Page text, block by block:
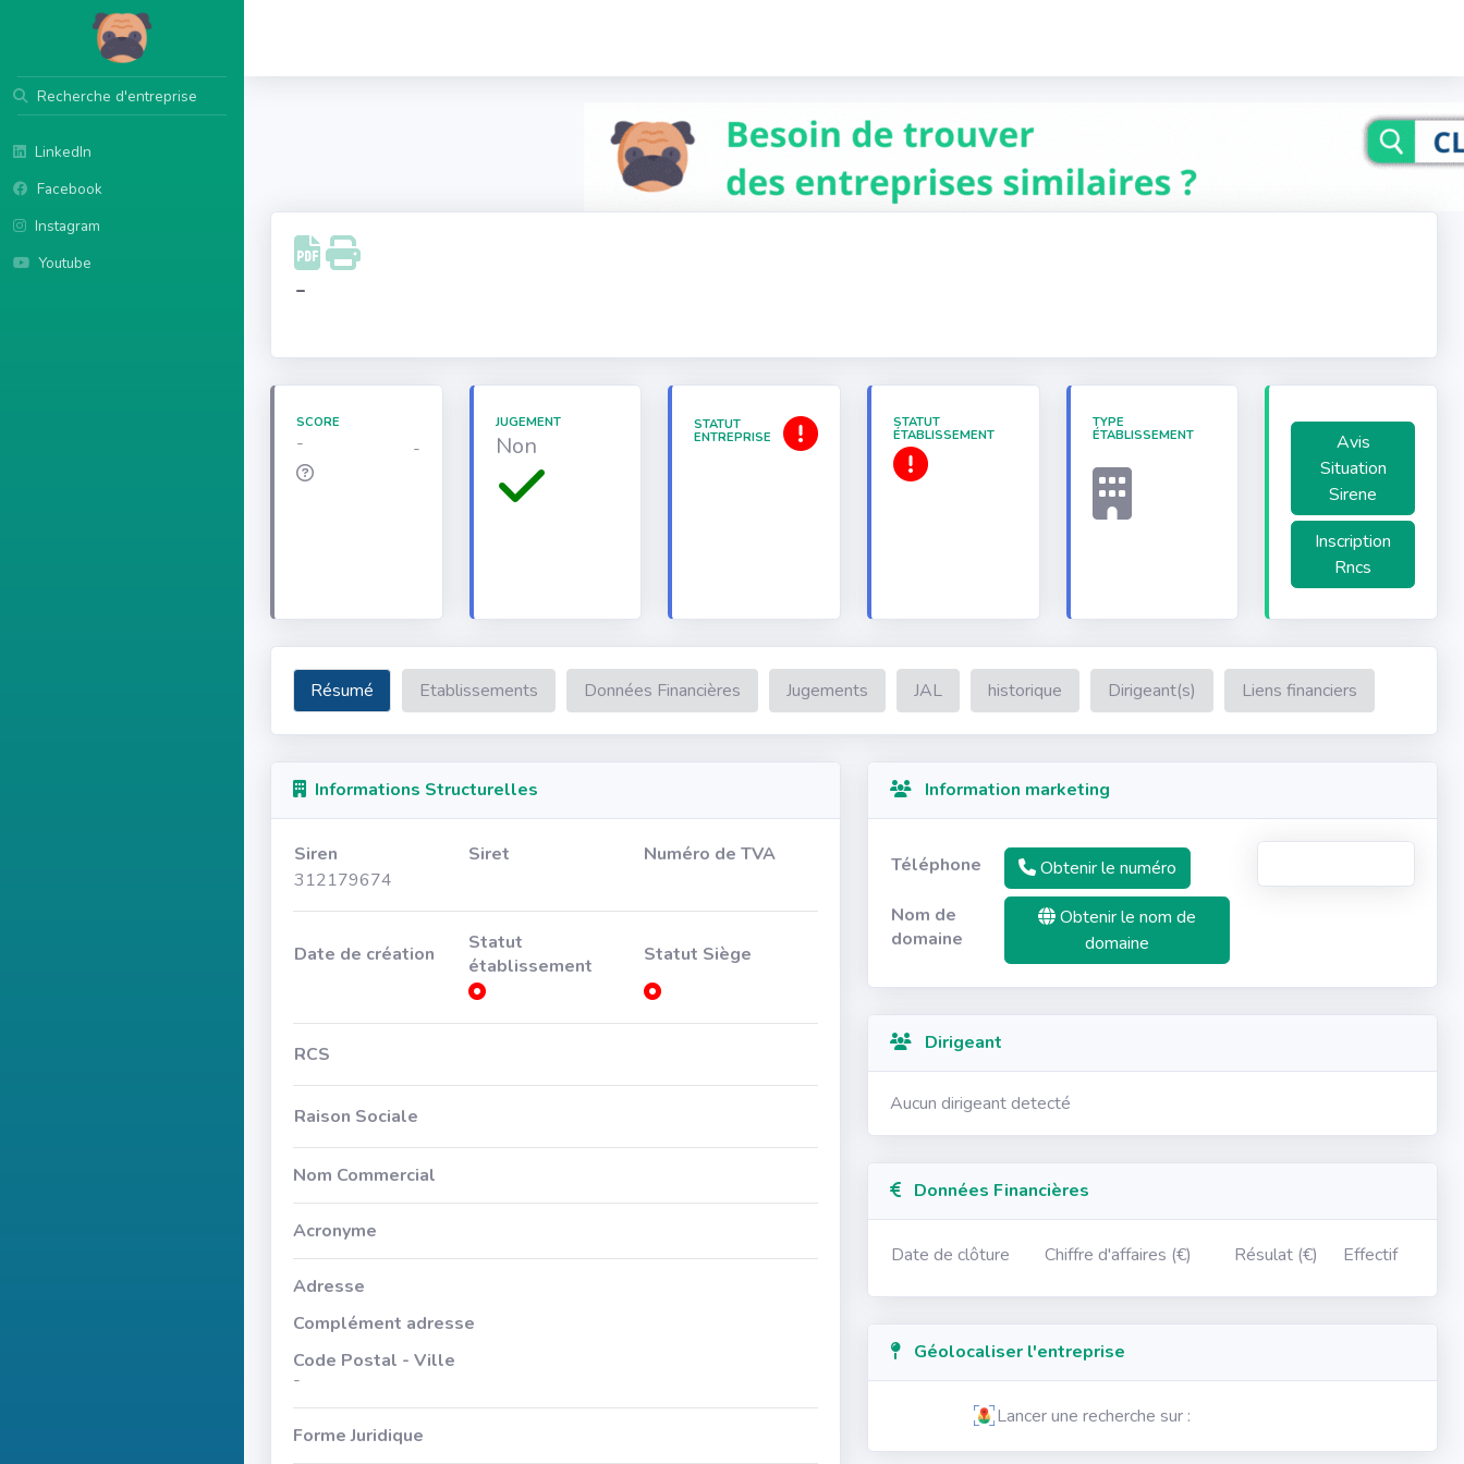
Recherche d'entreprise
LinkedIn
Facebook
Instagram
Youtube
-
SCORE
- -
JUGEMENT
Non
STATUT
ENTREPRISE
STATUT
ÉTABLISSEMENT
TYPE
ÉTABLISSEMENT
Avis
Situation
Sirene
Inscription
Rncs
Résumé Etablissements Données Financières Jugements JAL historique Dirigeant(s) Liens financiers
Informations Structurelles
Siren Siret
Numéro de TVA
312179674
Date de création
Statut
établissement
Statut Siège
RCS
Raison Sociale
Nom Commercial
Acronyme
Adresse
Complément adresse
Code Postal - Ville
-
Forme Juridique
Information marketing
Téléphone
Obtenir le numéro
Nom de
domaine
Obtenir le nom de
domaine
Dirigeant
Aucun dirigeant detecté
Données Financières
Date de clôture Chiffre d'affaires (€) Résulat (€) Effectif
Géolocaliser l'entreprise
Lancer une recherche sur :